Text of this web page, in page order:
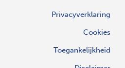
Privacyverklaring
Cookies
Toegankelijkheid